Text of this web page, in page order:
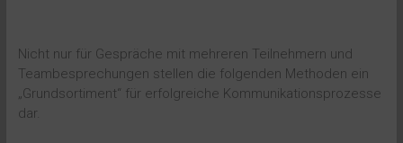
Nicht nur für Gespräche mit mehreren Teilnehmern und
Teambesprechungen stellen die folgenden Methoden ein
„Grundsortiment“ für erfolgreiche Kommunikationsprozesse
dar.